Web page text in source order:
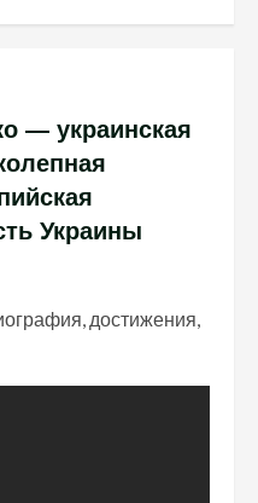
— украинская
Украины